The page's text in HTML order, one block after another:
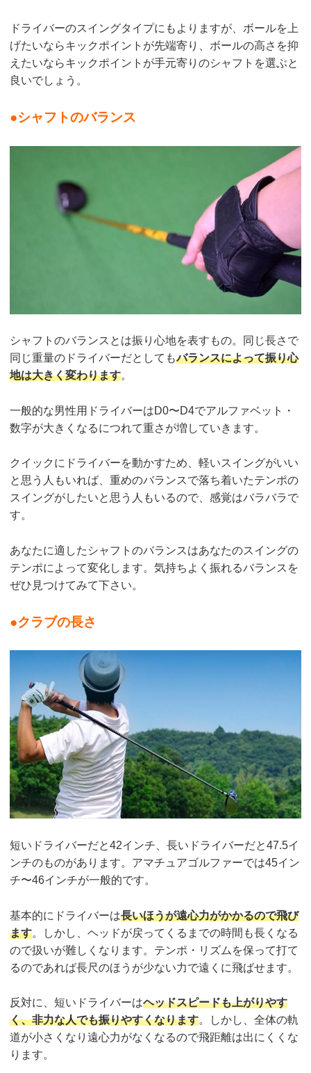
ドライバーのスイングタイプにもよりますが、ボールを上
げたいならキックポイントが先端寄り、ボールの高さを抑
えたいならキックポイントが手元寄りのシャフトを選ぶと
良いでしょう。
●シャフトのバランス
シャフトのバランスとは振り心地を表すもの。同じ長さで
同じ重量のドライバーだとしてもバランスによって振り心
地は大きく変わります。
一般的な男性用ドライバーはD0〜D4でアルファベット・
数字が大きくなるにつれて重さが増していきます。
クイックにドライバーを動かすため、軽いスイングがいい
と思う人もいれば、重めのバランスで落ち着いたテンポの
スイングがしたいと思う人もいるので、感覚はバラバラで
す。
あなたに適したシャフトのバランスはあなたのスイングの
テンポによって変化します。気持ちよく振れるバランスを
ぜひ見つけてみて下さい。
●クラブの長さ
短いドライバーだと42インチ、長いドライバーだと47.5イ
ンチのものがあります。アマチュアゴルファーでは45イン
チ〜46インチが一般的です。
基本的にドライバーは長いほうが遠心力がかかるので飛び
ます。しかし、ヘッドが戻ってくるまでの時間も長くなる
ので扱いが難しくなります。テンポ・リズムを保って打て
るのであれば長尺のほうが少ない力で遠くに飛ばせます。
反対に、短いドライバーはヘッドスピードも上がりやす
く、非力な人でも振りやすくなります。しかし、全体の軌
道が小さくなり遠心力がなくなるので飛距離は出にくくな
ります。